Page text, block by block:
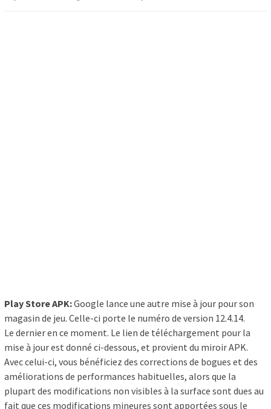
Play Store APK:Google lance une autre mise à jour pour son
magasin de jeu. Celle-ci porte le numéro de version 12.4.14.
Le dernier en ce moment. Le lien de téléchargement pour la
mise à jour est donné ci-dessous, et provient du miroir APK.
Avec celui-ci, vous bénéficiez des corrections de bogues et des
améliorations de performances habituelles, alors que la
plupart des modifications non visibles à la surface sont dues au
fait que ces modifications mineures sont apportées sous le